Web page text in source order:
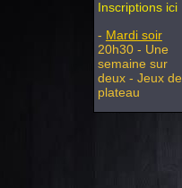
Inscriptions ici
- Mardi soir
20h30 - Une
semaine sur
deux - Jeux de
plateau